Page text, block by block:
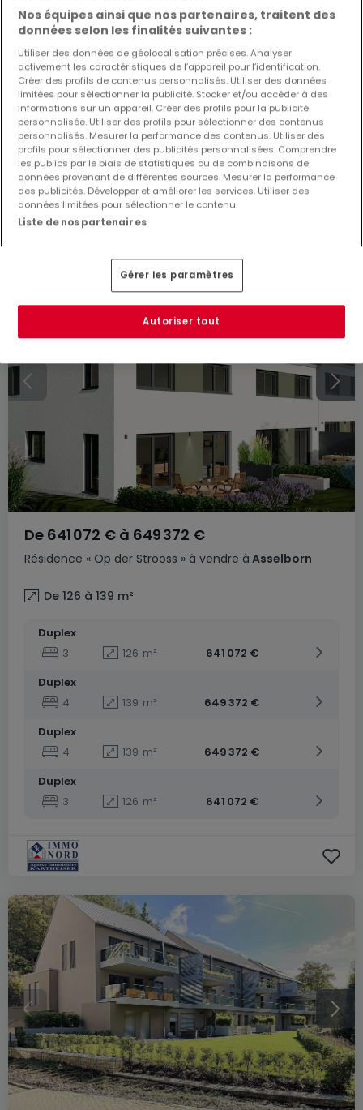
Duplex 3 chambresà vendre àAsselborn
641 072 €
126 m² 3 1 2
Résidence « Op der Strooss » à vendre à Asselborn
De 641 072 € à 649 372 €
De 126 à 139 m²
Duplex
3
126 m²
641 072 €
Duplex
4
139 m²
649 372 €
Duplex
4
139 m²
649 372 €
Duplex
3
126 m² 641 072 €
Nos équipes ainsi que nos partenaires, traitent des
données selon les finalités suivantes :
Utiliser des données de géolocalisation précises. Analyser
activement les caractéristiques de l’appareil pour l’identification.
Créer des profils de contenus personnalisés. Utiliser des données
limitées pour sélectionner la publicité. Stocker et/ou accéder à des
informations sur un appareil. Créer des profils pour la publicité
personnalisée. Utiliser des profils pour sélectionner des contenus
personnalisés. Mesurer la performance des contenus. Utiliser des
profils pour sélectionner des publicités personnalisées. Comprendre
les publics par le biais de statistiques ou de combinaisons de
données provenant de différentes sources. Mesurer la performance
des publicités. Développer et améliorer les services. Utiliser des
données limitées pour sélectionner le contenu.
Liste de nos partenaires
Gérer les paramètres
Autoriser tout